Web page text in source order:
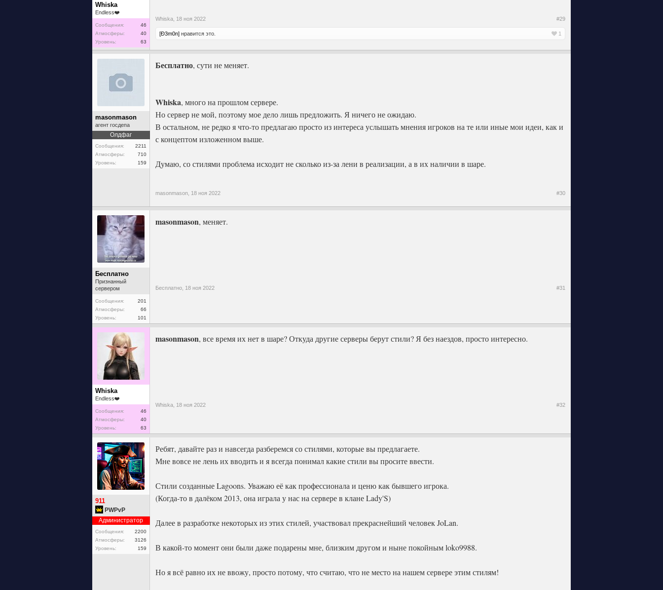
Whiska
Endless❤️
Сообщения:
46
Атмосферы:
40
Уровень:
63
Whiska, 18 ноя 2022 #29
[Ð3m0n] нравится это. 1
masonmason
агент госдепа
Олдфаг
Сообщения:
2211
Атмосферы:
710
Уровень:
159
Бесплатно, сути не меняет.
Whiska, много на прошлом сервере.
Но сервер не мой, поэтому мое дело лишь предложить. Я ничего не ожидаю.
В остальном, не редко я что-то предлагаю просто из интереса услышать мнения игроков на те или иные мои идеи, как и
с концептом изложенном выше.
Думаю, со стилями проблема исходит не сколько из-за лени в реализации, а в их наличии в шаре.
masonmason, 18 ноя 2022 #30
Бесплатно
Признанный
сервером
Сообщения:
201
Атмосферы:
66
Уровень:
101
masonmason, меняет.
Бесплатно, 18 ноя 2022 #31
Whiska
Endless❤️
Сообщения:
46
Атмосферы:
40
Уровень:
63
masonmason, все время их нет в шаре? Откуда другие серверы берут стили? Я без наездов, просто интересно.
Whiska, 18 ноя 2022 #32
911
PWPvP
Администратор
Сообщения:
2200
Атмосферы:
3126
Уровень:
159
Ребят, давайте раз и навсегда разберемся со стилями, которые вы предлагаете.
Мне вовсе не лень их вводить и я всегда понимал какие стили вы просите ввести.
Стили созданные Lagoons. Уважаю её как профессионала и ценю как бывшего игрока.
(Когда-то в далёком 2013, она играла у нас на сервере в клане Lady'S)
Далее в разработке некоторых из этих стилей, участвовал прекраснейший человек JoLan.
В какой-то момент они были даже подарены мне, близким другом и ныне покойным loko9988.
Но я всё равно их не ввожу, просто потому, что считаю, что не место на нашем сервере этим стилям!